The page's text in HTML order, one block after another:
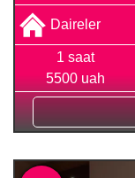
Daireler
1 saat
5500 uah